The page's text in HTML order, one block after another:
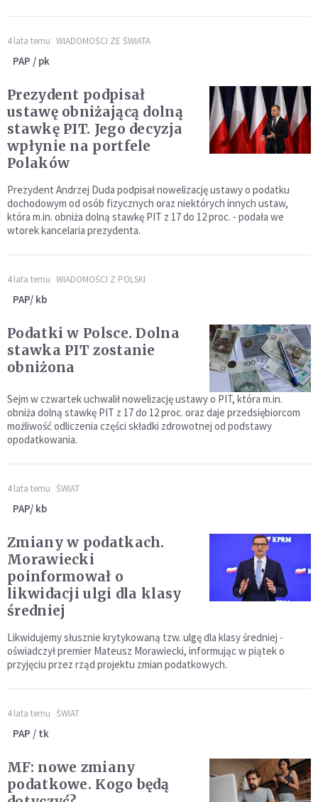
4 lata temu WIADOMOŚCI ZE ŚWIATA
PAP / pk
Prezydent podpisał
ustawę obniżającą dolną
stawkę PIT. Jego decyzja
wpłynie na portfele
Polaków
Prezydent Andrzej Duda podpisał nowelizację ustawy o podatku
dochodowym od osób fizycznych oraz niektórych innych ustaw,
która m.in. obniża dolną stawkę PIT z 17 do 12 proc. - podała we
wtorek kancelaria prezydenta.
4 lata temu WIADOMOŚCI Z POLSKI
PAP/ kb
Podatki w Polsce. Dolna
stawka PIT zostanie
obniżona
Sejm w czwartek uchwalił nowelizację ustawy o PIT, która m.in.
obniża dolną stawkę PIT z 17 do 12 proc. oraz daje przedsiębiorcom
możliwość odliczenia części składki zdrowotnej od podstawy
opodatkowania.
4 lata temu ŚWIAT
PAP/ kb
Zmiany w podatkach.
Morawiecki
poinformował o
likwidacji ulgi dla klasy
średniej
Likwidujemy słusznie krytykowaną tzw. ulgę dla klasy średniej -
oświadczył premier Mateusz Morawiecki, informując w piątek o
przyjęciu przez rząd projektu zmian podatkowych.
4 lata temu ŚWIAT
PAP / tk
MF: nowe zmiany
podatkowe. Kogo będą